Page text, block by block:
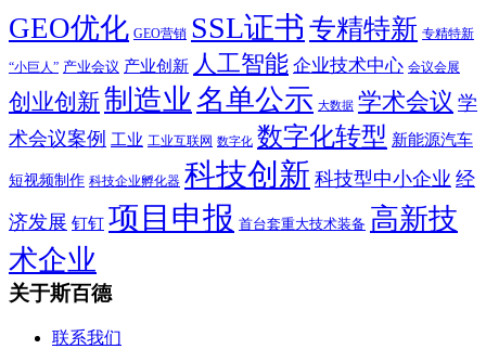
GEO优化 GEO营销 SSL证书 专精特新 专精特新
“小巨人” 产业会议 产业创新 人工智能 企业技术中心 会议会展
创业创新制造业 名单公示 大数据 学术会议 学
术会议案例 工业 工业互联网 数字化 数字化转型 新能源汽车
短视频制作 科技企业孵化器 科技创新 科技型中小企业 经
济发展 钉钉 项目申报 首台套重大技术装备 高新技
术企业
关于斯百德
联系我们